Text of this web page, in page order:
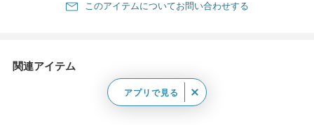
このアイテムについてお問い合わせする
関連アイテム
アプリで見る